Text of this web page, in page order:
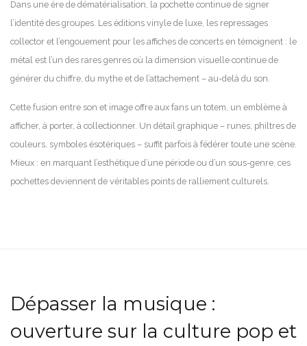
Dans une ère de dématérialisation, la pochette continue de signer
l’identité des groupes. Les éditions vinyle de luxe, les repressages
collector et l’engouement pour les affiches de concerts en témoignent : le
métal est l’un des rares genres où la dimension visuelle continue de
générer du chiffre, du mythe et de l’attachement – au-delà du son.
Cette fusion entre son et image offre aux fans un totem, un emblème à
afficher, à porter, à collectionner. Un détail graphique – runes, philtres de
couleurs, symboles ésotériques – suffit parfois à fédérer toute une scène.
Mieux : en marquant l’esthétique d’une période ou d’un sous-genre, ces
pochettes deviennent de véritables points de ralliement culturels.
Dépasser la musique :
ouverture sur la culture pop et